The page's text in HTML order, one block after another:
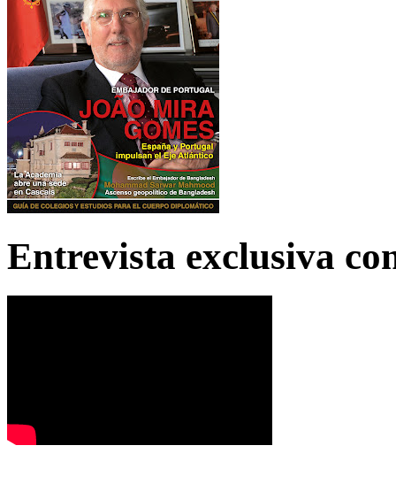
Entrevista exclusiva